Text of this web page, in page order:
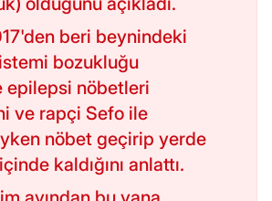
beri beynindeki
bozukluğu
epilepsi nöbetleri
ve rapçi Sefo ile
nöbet geçirip yerde
kaldığını anlattı.